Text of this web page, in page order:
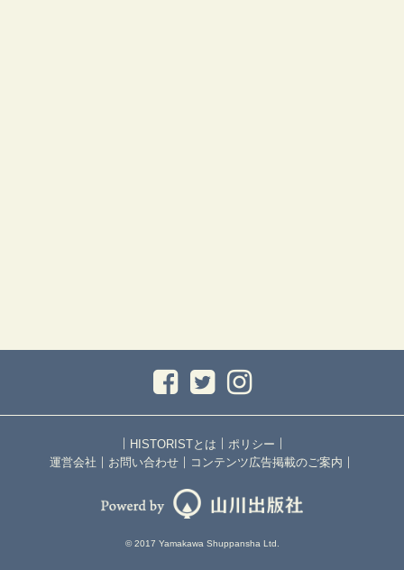
｜ HISTORISTとは ｜ ポリシー ｜
運営会社 ｜ お問い合わせ ｜ コンテンツ広告掲載のご案内 ｜
© 2017 Yamakawa Shuppansha Ltd.